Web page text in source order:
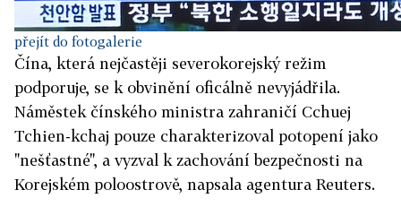
přejít do fotogalerie
Čína, která nejčastěji severokorejský režim
podporuje, se k obvinění oficálně nevyjádřila.
Náměstek čínského ministra zahraničí Cchuej
Tchien-kchaj pouze charakterizoval potopení jako
"nešťastné", a vyzval k zachování bezpečnosti na
Korejském poloostrově, napsala agentura Reuters.